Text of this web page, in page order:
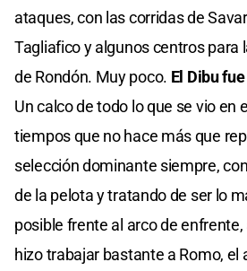
seconds
ataques, con las corridas de
Tagliafico y algunos centros para
de Rondón. Muy poco. El Dibu
Un calco de todo lo que se vio en
tiempos que no hace más que
selección dominante siempre,
de la pelota y tratando de ser lo
posible frente al arco de
hizo trabajar bastante a Romo, el